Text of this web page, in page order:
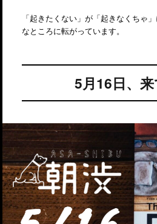
「起きたくない」が「起きなくちゃ
なところに転がっています。
5月16日、来